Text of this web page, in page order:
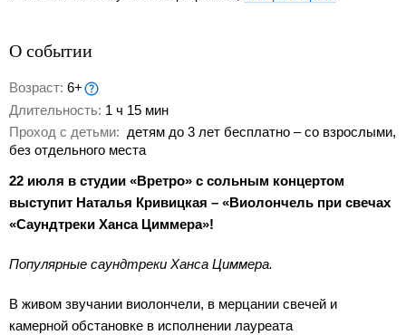
О событии
Возраст: 6+
Длительность: 1 ч 15 мин
Проход с детьми: детям до 3 лет бесплатно – со взрослыми,
без отдельного места
22 июля в студии «Вретро» с сольным концертом
выступит Наталья Кривицкая – «Виолончель при свечах
«Саундтреки Ханса Циммера»!
Популярные саундтреки Ханса Циммера.
В живом звучании виолончели, в мерцании свечей и
камерной обстановке в исполнении лауреата